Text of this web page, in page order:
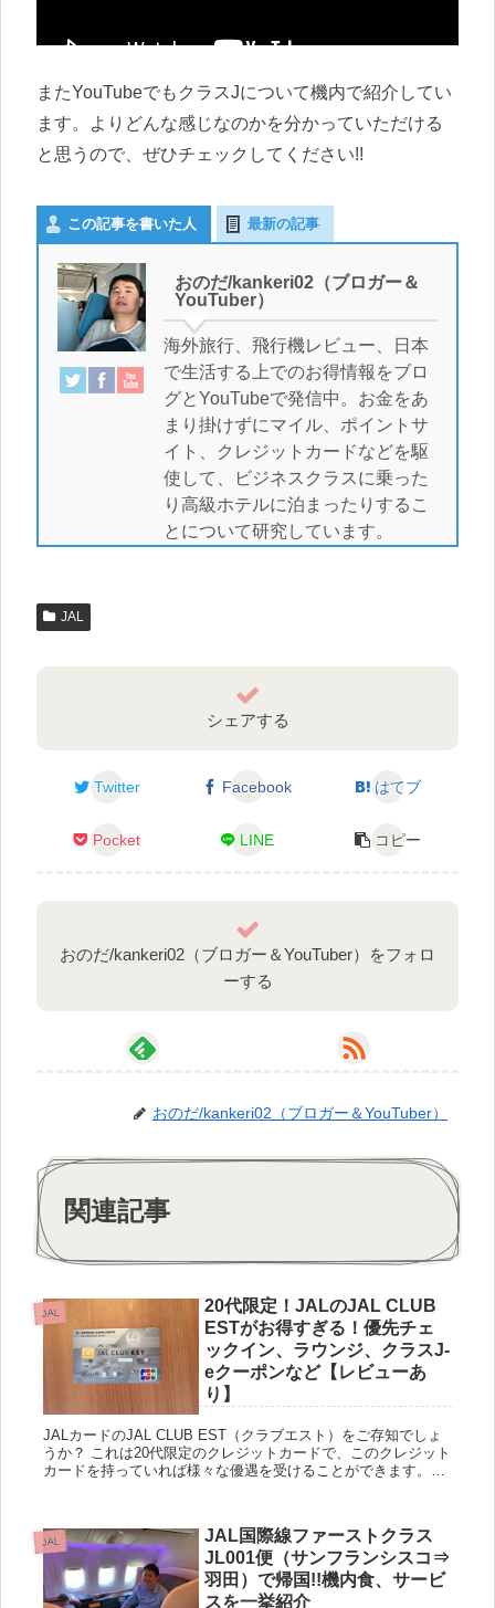
またYouTubeでもクラスJについて機内で紹介してい
ます。よりどんな感じなのかを分かっていただける
と思うので、ぜひチェックしてください!!
この記事を書いた人 最新の記事
おのだ/kankeri02（ブロガー＆
YouTuber）
海外旅行、飛行機レビュー、日本
で生活する上でのお得情報をブロ
グとYouTubeで発信中。お金をあ
まり掛けずにマイル、ポイントサ
イト、クレジットカードなどを駆
使して、ビジネスクラスに乗った
り高級ホテルに泊まったりするこ
とについて研究しています。
JAL
シェアする
Twitter Facebook はてブ
Pocket LINE コピー
おのだ/kankeri02（ブロガー＆YouTuber）をフォロ
ーする
おのだ/kankeri02（ブロガー＆YouTuber）
関連記事
JAL
20代限定！JALのJAL CLUB
ESTがお得すぎる！優先チェ
ックイン、ラウンジ、クラスJ-
eクーポンなど【レビューあ
り】
JALカードのJAL CLUB EST（クラブエスト）をご存知でしょ
うか？ これは20代限定のクレジットカードで、このクレジット
カードを持っていれば様々な優遇を受けることができます。普
JAL
JAL国際線ファーストクラス
JL001便（サンフランシスコ⇒
羽田）で帰国!!機内食、サービ
スを一挙紹介